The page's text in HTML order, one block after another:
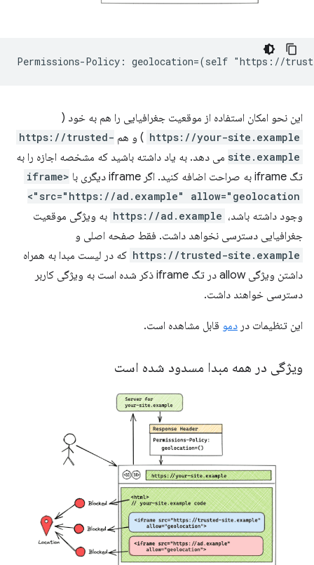
این نحو امکان استفاده از موقعیت جغرافیایی را هم به خود (
https://your-site.example ) و هم https://trusted-
site.example می دهد. به یاد داشته باشید که مشخصه اجازه را به
تگ iframe به صراحت اضافه کنید. اگر iframe دیگری با
<iframe
src="https://ad.example" allow="geolocation">
وجود داشته باشد، https://ad.example به ویژگی موقعیت
جغرافیایی دسترسی نخواهد داشت. فقط صفحه اصلی و
https://trusted-site.example که در لیست مبدا به همراه
داشتن ویژگی allow در تگ iframe ذکر شده است به ویژگی کاربر
دسترسی خواهند داشت.
این تنظیمات در دمو قابل مشاهده است.
ویژگی در همه مبدا مسدود شده است